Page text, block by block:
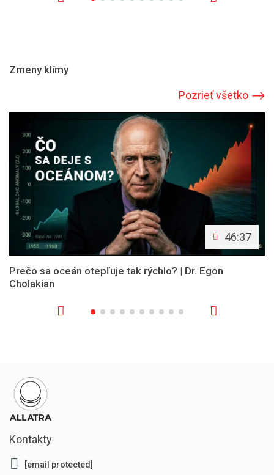
Zmeny klímy
Pozrieť všetko
46:37
Prečo sa oceán otepľuje tak rýchlo? | Dr. Egon
Cholakian
Kontakty
[email protected]